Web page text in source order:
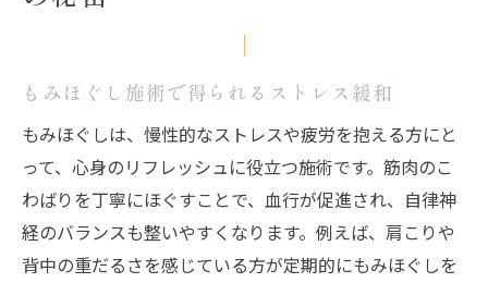
もみほぐし施術で得られるストレス緩和
もみほぐしは、慢性的なストレスや疲労を抱える方にと
って、心身のリフレッシュに役立つ施術です。筋肉のこ
わばりを丁寧にほぐすことで、血行が促進され、自律神
経のバランスも整いやすくなります。例えば、肩こりや
背中の重だるさを感じている方が定期的にもみほぐしを